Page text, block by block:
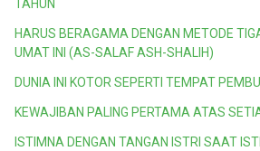
TAHUN
HARUS BERAGAMA DENGAN METODE
UMAT INI (AS-SALAF ASH-SHALIH)
DUNIA INI KOTOR SEPERTI TEMPAT
KEWAJIBAN PALING PERTAMA ATAS
ISTIMNA DENGAN TANGAN ISTRI SAAT